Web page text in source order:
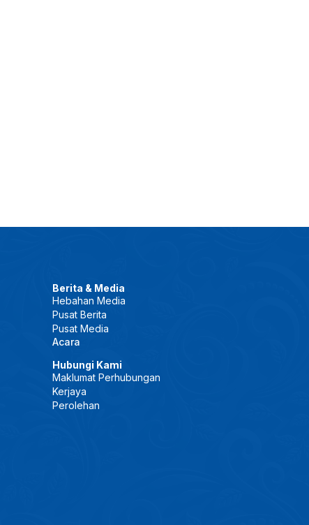
Berita & Media
Hebahan Media
Pusat Berita
Pusat Media
Acara
Hubungi Kami
Maklumat Perhubungan
Kerjaya
Perolehan